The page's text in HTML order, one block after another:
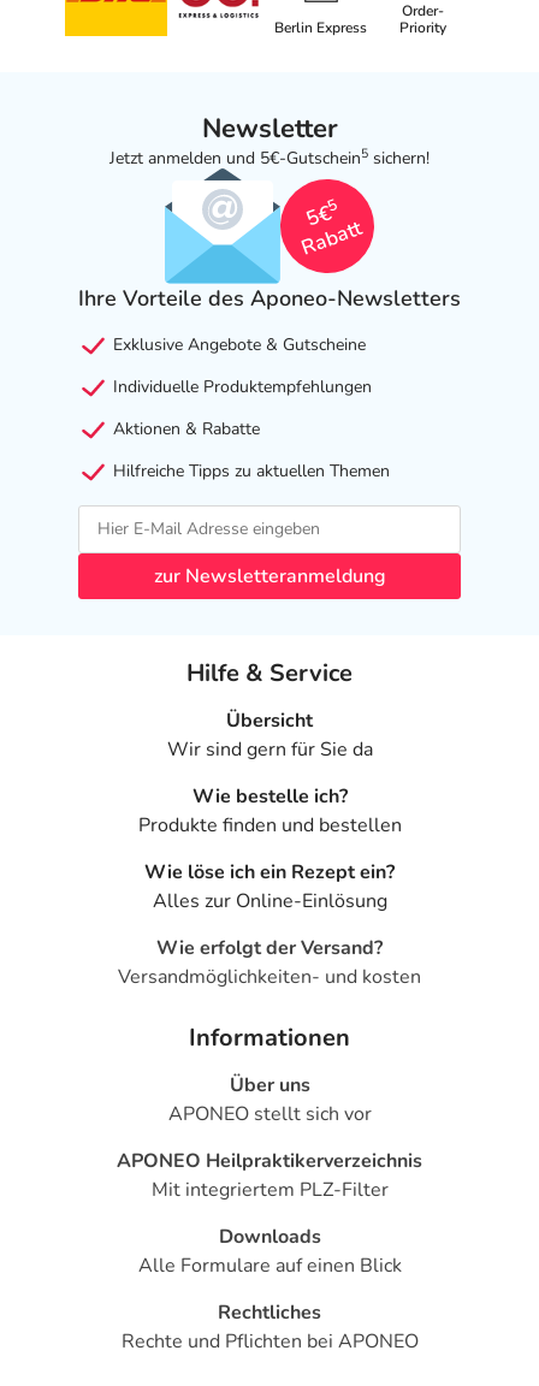
Berlin Express
Order-
Priority
Newsletter
Jetzt anmelden und 5€-Gutschein5 sichern!
5€
5
Rabatt
Ihre Vorteile des Aponeo-Newsletters
Exklusive Angebote & Gutscheine
Individuelle Produktempfehlungen
Aktionen & Rabatte
Hilfreiche Tipps zu aktuellen Themen
zur Newsletteranmeldung
Hilfe & Service
Übersicht
Wir sind gern für Sie da
Wie bestelle ich?
Produkte finden und bestellen
Wie löse ich ein Rezept ein?
Alles zur Online-Einlösung
Wie erfolgt der Versand?
Versandmöglichkeiten- und kosten
Informationen
Über uns
APONEO stellt sich vor
APONEO Heilpraktikerverzeichnis
Mit integriertem PLZ-Filter
Downloads
Alle Formulare auf einen Blick
Rechtliches
Rechte und Pflichten bei APONEO